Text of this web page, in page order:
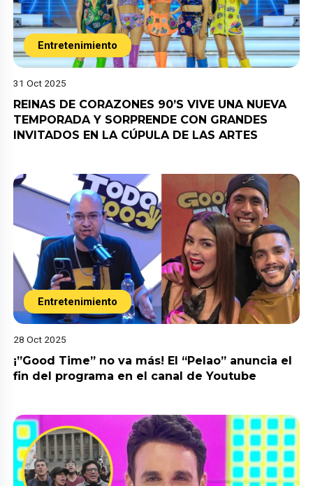
Entretenimiento
31 Oct 2025
REINAS DE CORAZONES 90’S VIVE UNA NUEVA
TEMPORADA Y SORPRENDE CON GRANDES
INVITADOS EN LA CÚPULA DE LAS ARTES
Entretenimiento
28 Oct 2025
¡”Good Time” no va más! El “Pelao” anuncia el
fin del programa en el canal de Youtube